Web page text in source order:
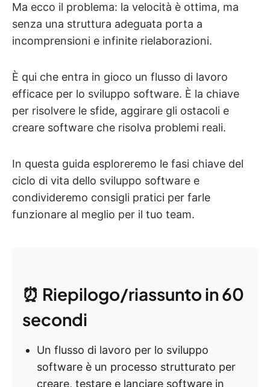
Ma ecco il problema: la velocità è ottima, ma
senza una struttura adeguata porta a
incomprensioni e infinite rielaborazioni.
È qui che entra in gioco un flusso di lavoro
efficace per lo sviluppo software. È la chiave
per risolvere le sfide, aggirare gli ostacoli e
creare software che risolva problemi reali.
In questa guida esploreremo le fasi chiave del
ciclo di vita dello sviluppo software e
condivideremo consigli pratici per farle
funzionare al meglio per il tuo team.
⏰ Riepilogo/riassunto in 60
secondi
Un flusso di lavoro per lo sviluppo
software è un processo strutturato per
creare, testare e lanciare software in